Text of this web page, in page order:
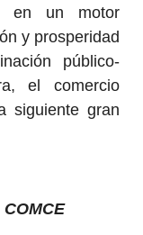
en un motor
y prosperidad
público-
el comercio
siguiente gran
COMCE